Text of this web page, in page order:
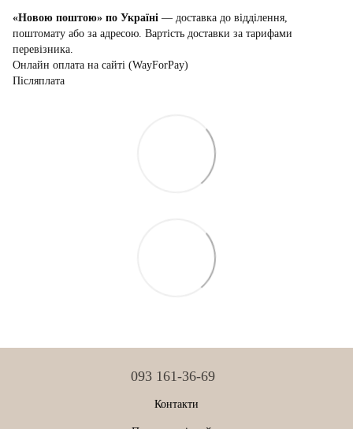
«Новою поштою» по Україні — доставка до відділення,
поштомату або за адресою. Вартість доставки за тарифами
перевізника.
Онлайн оплата на сайті (WayForPay)
Післяплата
093 161-36-69
Контакти